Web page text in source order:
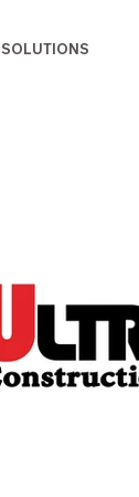
SOLUTIONS